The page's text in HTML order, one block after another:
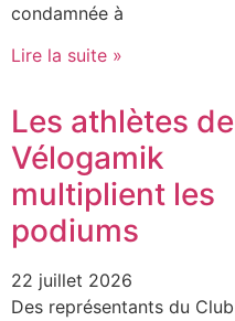
condamnée à
Lire la suite »
Les athlètes de
Vélogamik
multiplient les
podiums
22 juillet 2026
Des représentants du Club